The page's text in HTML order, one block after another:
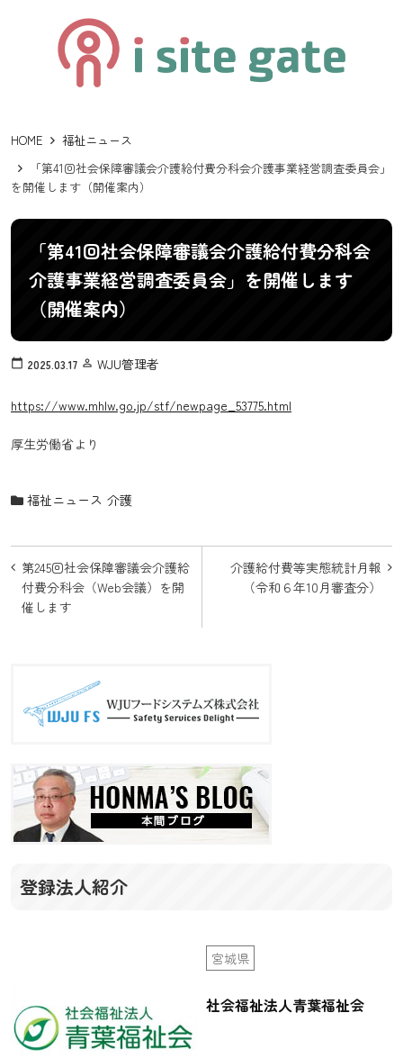
HOME
福祉ニュース
「第41回社会保障審議会介護給付費分科会介護事業経営調査委員会」
を開催します（開催案内）
「第41回社会保障審議会介護給付費分科会
介護事業経営調査委員会」を開催します
（開催案内）
calendar_today 2025.03.17 person_outline WJU管理者
https://www.mhlw.go.jp/stf/newpage_53775.html
厚生労働省より
福祉ニュース 介護
投
稿
ナ
ー
ョ
ン
介護給付費等実態統計月報
（令和６年10月審査分）
第245回社会保障審議会介護給
付費分科会（Web会議）を開
催します
登録法人紹介
宮城県
社会福祉法人青葉福祉会